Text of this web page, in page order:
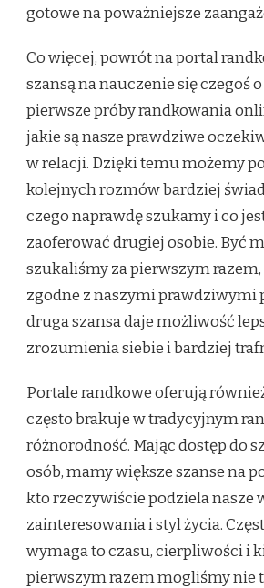
gotowe na poważniejsze
Co więcej, powrót na portal
szansą na nauczenie się czegoś
pierwsze próby randkowania
jakie są nasze prawdziwe
w relacji. Dzięki temu możemy
kolejnych rozmów bardziej
czego naprawdę szukamy i co
zaoferować drugiej osobie. Być
szukaliśmy za pierwszym razem,
zgodne z naszymi prawdziwymi
druga szansa daje możliwość
zrozumienia siebie i bardziej
Portale randkowe oferują
często brakuje w tradycyjnym
różnorodność. Mając dostęp do
osób, mamy większe szanse na
kto rzeczywiście podziela nasze
zainteresowania i styl życia.
wymaga to czasu, cierpliwości i
pierwszym razem mogliśmy nie